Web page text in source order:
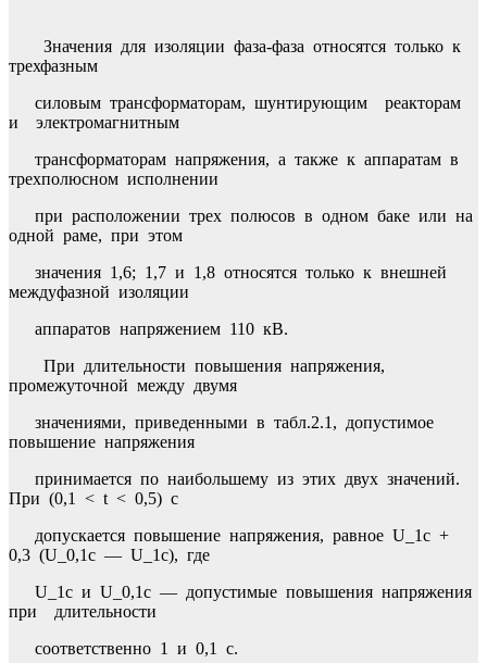
Значения для изоляции фаза-фаза относятся только к
трехфазным
силовым трансформаторам, шунтирующим реакторам
и электромагнитным
трансформаторам напряжения, а также к аппаратам в
трехполюсном исполнении
при расположении трех полюсов в одном баке или на
одной раме, при этом
значения 1,6; 1,7 и 1,8 относятся только к внешней
междуфазной изоляции
аппаратов напряжением 110 кВ.
При длительности повышения напряжения,
промежуточной между двумя
значениями, приведенными в табл.2.1, допустимое
повышение напряжения
принимается по наибольшему из этих двух значений.
При (0,1 < t < 0,5) с
допускается повышение напряжения, равное U_1c +
0,3 (U_0,1с — U_1с), где
U_1с и U_0,1с — допустимые повышения напряжения
при длительности
соответственно 1 и 0,1 с.